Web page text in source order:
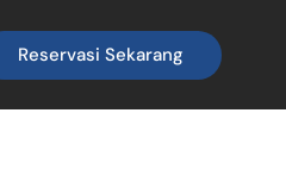
Reservasi Sekarang